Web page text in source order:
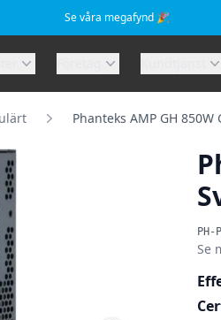
Se våra megafynd 🎉
Phanteks AMP GH 850W
PH-
Se